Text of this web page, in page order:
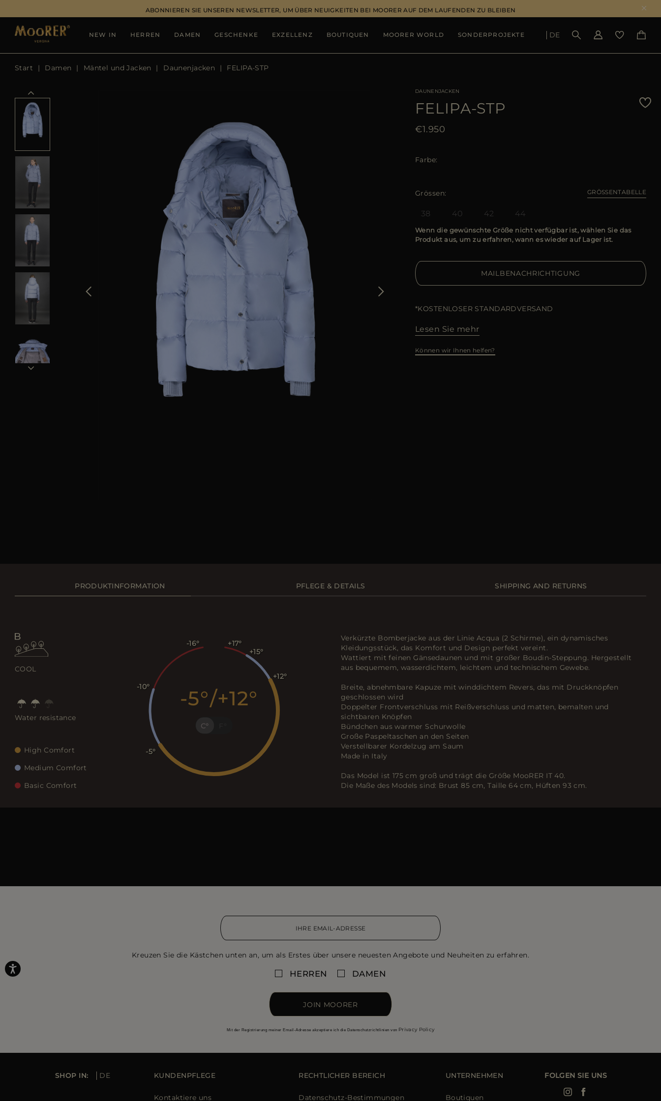
ABONNIEREN SIE UNSEREN NEWSLETTER, UM ÜBER NEUIGKEITEN BEI MOORER AUF DEM LAUFENDEN ZU BLEIBEN
ERGEBNISSE ANSEHEN
NEW IN HERREN DAMEN GESCHENKE EXZELLENZ BOUTIQUEN MOORER WORLD SONDERPROJEKTE DE
Start Damen Mäntel und Jacken Daunenjacken FELIPA-STP
DAUNENJACKEN
FELIPA-STP
€1.950
Farbe
Grössen GRÖSSENTABELLE
38 40 42 44
Wenn die gewünschte Größe nicht verfügbar ist, wählen Sie das
Produkt aus, um zu erfahren, wann es wieder auf Lager ist.
MAILBENACHRICHTIGUNG
*KOSTENLOSER STANDARDVERSAND
Lesen Sie mehr
Können wir Ihnen helfen?
PRODUKTINFORMATION PFLEGE & DETAILS SHIPPING AND RETURNS
COOL
Water resistance
High Comfort
Medium Comfort
Basic Comfort
C
-5 /+12
-16
-10
-5
+12
+15
+17
Verkürzte Bomberjacke aus der Linie Acqua (2 Schirme), ein dynamisches
Kleidungsstück, das Komfort und Design perfekt vereint.
Wattiert mit feinen Gänsedaunen und mit großer Boudin-Steppung. Hergestellt
aus bequemem, wasserdichtem, leichtem und technischem Gewebe.
Breite, abnehmbare Kapuze mit winddichtem Revers, das mit Druckknöpfen
geschlossen wird
Doppelter Frontverschluss mit Reißverschluss und matten, bemalten und
sichtbaren Knöpfen
Bündchen aus warmer Schurwolle
Große Paspeltaschen an den Seiten
Verstellbarer Kordelzug am Saum
Made in Italy
Das Model ist 175 cm groß und trägt die Größe MooRER IT 40.
Die Maße des Models sind: Brust 85 cm, Taille 64 cm, Hüften 93 cm.
Kreuzen Sie die Kästchen unten an, um als Erstes über unsere neuesten Angebote und Neuheiten zu erfahren.
HERREN DAMEN
JOIN MOORER
Mit der Registrierung meiner Email-Adresse akzeptiere ich die Datenschutzrichtlinien von Privacy Policy
SHOP IN: DE KUNDENPFLEGE
Kontaktiere uns
RECHTLICHER BEREICH
Datenschutz-Bestimmungen
UNTERNEHMEN
Boutiquen
FOLGEN SIE UNS